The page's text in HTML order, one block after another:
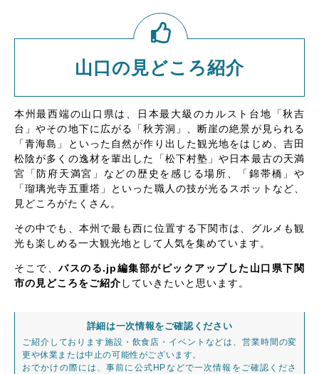
山口の見どころ紹介
本州最西端の山口県は、日本最大級のカルスト台地「秋吉
台」やその地下に広がる「秋芳洞」、断崖の絶景が見られる
「青海島」といった自然が作り出した観光地をはじめ、吉田
松陰が多くの逸材を輩出した「松下村塾」や日本最古の天満
宮「防府天満宮」などの歴史を感じる場所、「錦帯橋」や
「瑠璃光寺五重塔」といった職人の技が光るスポットなど、
見どころがたくさん。
その中でも、本州で最も西に位置する下関市は、グルメも観
光も楽しめる一大観光地として人気を集めています。
そこで、バスのる.jp編集部がピックアップした山口県下関
市の見どころをご紹介 していきたいと思います。
詳細は一次情報をご確認ください
ご紹介しております施設・飲食店・イベントなどは、営業時間の変
更や休業または中止の可能性がございます。
おでかけの際には、事前に公式HPなどで一次情報をご確認くださ